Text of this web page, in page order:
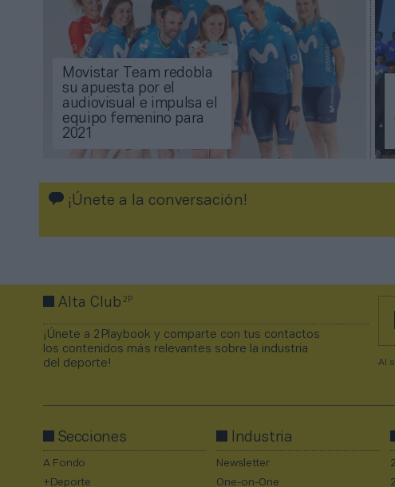
Movistar Team redobla
su apuesta por el
audiovisual e impulsa el
equipo femenino para
2021
¡Únete a la conversación!
Alta Club2P
¡Únete a 2Playbook y comparte con tus contactos
los contenidos más relevantes sobre la industria
del deporte!
Al
Secciones
A Fondo
+Deporte
Industria
Newsletter
One-on-One